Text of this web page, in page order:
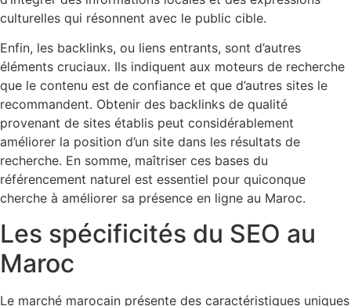
culturelles qui résonnent avec le public cible.
Enfin, les backlinks, ou liens entrants, sont d’autres
éléments cruciaux. Ils indiquent aux moteurs de recherche
que le contenu est de confiance et que d’autres sites le
recommandent. Obtenir des backlinks de qualité
provenant de sites établis peut considérablement
améliorer la position d’un site dans les résultats de
recherche. En somme, maîtriser ces bases du
référencement naturel est essentiel pour quiconque
cherche à améliorer sa présence en ligne au Maroc.
Les spécificités du SEO au
Maroc
Le marché marocain présente des caractéristiques uniques